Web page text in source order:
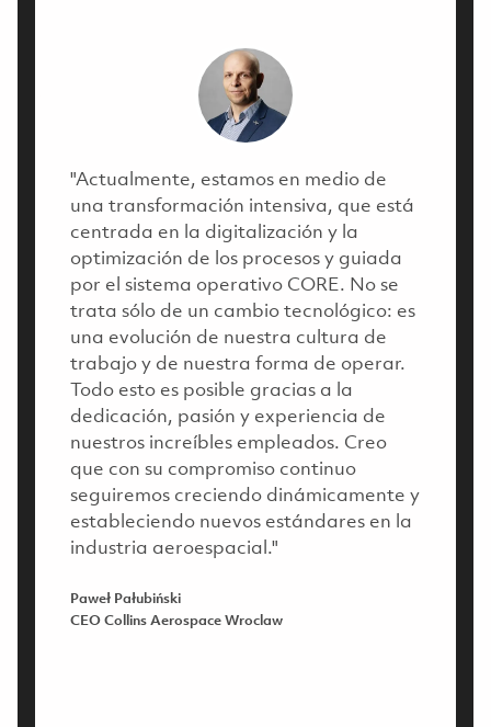
"Actualmente, estamos en medio de
una transformación intensiva, que está
centrada en la digitalización y la
optimización de los procesos y guiada
por el sistema operativo CORE. No se
trata sólo de un cambio tecnológico: es
una evolución de nuestra cultura de
trabajo y de nuestra forma de operar.
Todo esto es posible gracias a la
dedicación, pasión y experiencia de
nuestros increíbles empleados. Creo
que con su compromiso continuo
seguiremos creciendo dinámicamente y
estableciendo nuevos estándares en la
industria aeroespacial."
Paweł Pałubiński
CEO Collins Aerospace Wroclaw